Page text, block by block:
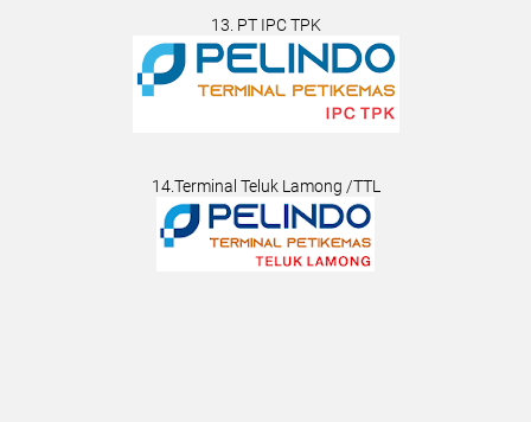
13. PT IPC TPK
14.Terminal Teluk Lamong /TTL